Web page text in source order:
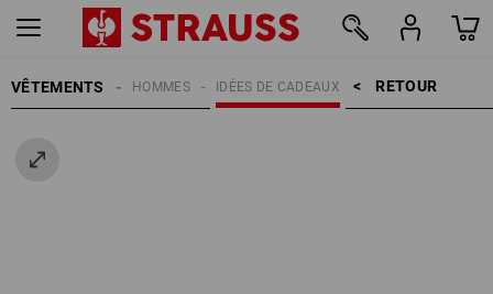
VÊTEMENTS RETOUR    >
IDÉES DE CADEAUX
HOMMES